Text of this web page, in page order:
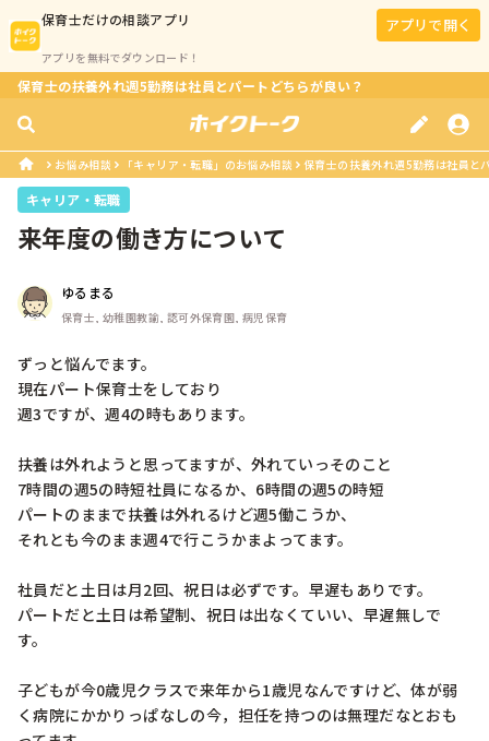
保育士だけの相談アプリ
アプリを無料でダウンロード！
アプリで開く
保育士の扶養外れ週5勤務は社員とパートどちらが良い？
お悩み相談 「キャリア・転職」のお悩み相談 保育士の扶養外れ週5勤務は社員と
キャリア・転職
来年度の働き方について
ゆるまる
保育士, 幼稚園教諭, 認可外保育園, 病児保育
ずっと悩んでます。
現在パート保育士をしており
週3ですが、週4の時もあります。
扶養は外れようと思ってますが、外れていっそのこと
7時間の週5の時短社員になるか、6時間の週5の時短
パートのままで扶養は外れるけど週5働こうか、
それとも今のまま週4で行こうかまよってます。
社員だと土日は月2回、祝日は必ずです。早遅もありです。
パートだと土日は希望制、祝日は出なくていい、早遅無しで
す。
子どもが今0歳児クラスで来年から1歳児なんですけど、体が弱
く病院にかかりっぱなしの今，担任を持つのは無理だなとおも